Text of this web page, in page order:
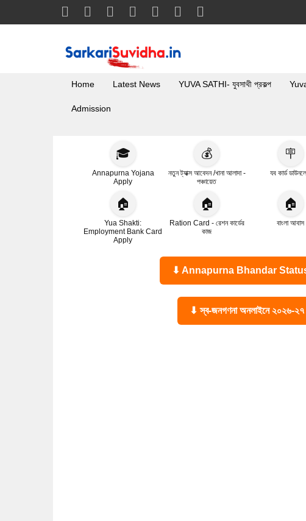
Home Latest News YUVA SATHI- যুবসাথী প্রকল্প
Admission
🎓
Annapurna Yojana
Apply
💰
নতুন ট্যাক্স আবেদন /খানা আলাদা -
পঞ্চায়েত
🪧
যব কার্ড
🏠
Yua Shakti:
Employment Bank Card
Apply
🏠
Ration Card - রেশন কার্ডের
কাজ
🏠
বাংলা আবাস
⬇ Annapurna Bhandar Status -
⬇ স্ব-জনগণনা অনলাইনে